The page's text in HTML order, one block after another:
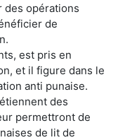
des opérations
de
est pris en
et il figure dans le
anti punaise.
des
permettront de
de lit de